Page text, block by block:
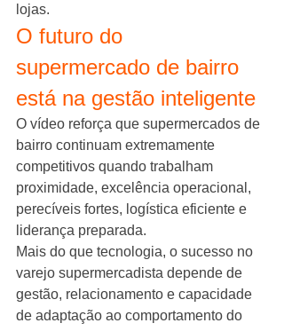
lojas.
O futuro do
supermercado de bairro
está na gestão inteligente
O vídeo reforça que supermercados de
bairro continuam extremamente
competitivos quando trabalham
proximidade, excelência operacional,
perecíveis fortes, logística eficiente e
liderança preparada.
Mais do que tecnologia, o sucesso no
varejo supermercadista depende de
gestão, relacionamento e capacidade
de adaptação ao comportamento do